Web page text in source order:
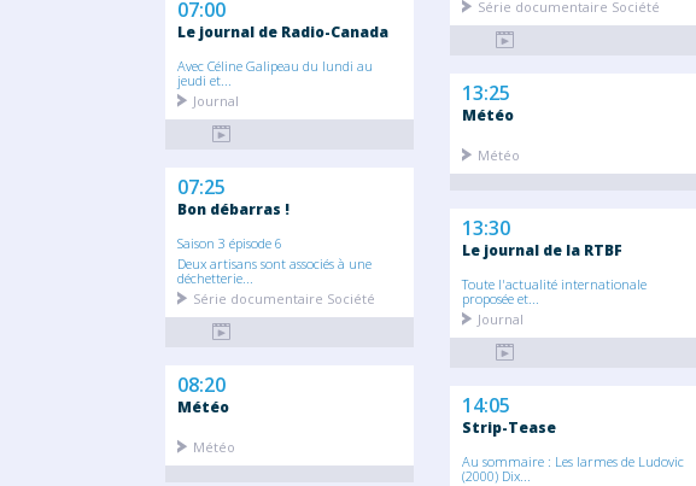
07:00
Le journal de Radio-Canada
Avec Céline Galipeau du lundi au
jeudi et...
Journal
07:25
Bon débarras !
Saison 3 épisode 6
Deux artisans sont associés à une
déchetterie...
Série documentaire Société
08:20
Météo
Météo
Série documentaire Société
13:25
Météo
Météo
13:30
Le journal de la RTBF
Toute l'actualité internationale
proposée et...
Journal
14:05
Strip-Tease
Au sommaire : Les larmes de Ludovic
(2000) Dix...